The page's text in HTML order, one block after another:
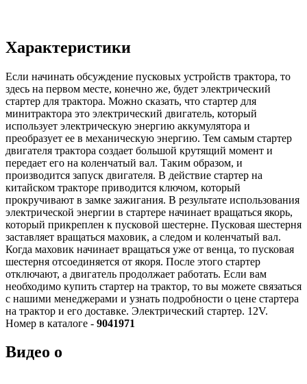
Характеристики
Если начинать обсуждение пусковых устройств трактора, то
здесь на первом месте, конечно же, будет электрический
стартер для трактора. Можно сказать, что стартер для
минитрактора это электрический двигатель, который
использует электрическую энергию аккумулятора и
преобразует ее в механическую энергию. Тем самым стартер
двигателя трактора создает большой крутящий момент и
передает его на коленчатый вал. Таким образом, и
производится запуск двигателя. В действие стартер на
китайском тракторе приводится ключом, который
прокручивают в замке зажигания. В результате использования
электрической энергии в стартере начинает вращаться якорь,
который прикреплен к пусковой шестерне. Пусковая шестерня
заставляет вращаться маховик, а следом и коленчатый вал.
Когда маховик начинает вращаться уже от венца, то пусковая
шестерня отсоединяется от якоря. После этого стартер
отключают, а двигатель продолжает работать. Если вам
необходимо купить стартер на трактор, то вы можете связаться
с нашими менеджерами и узнать подробности о цене стартера
на трактор и его доставке. Электрический стартер. 12V.
Номер в каталоге - 9041971
Видео о